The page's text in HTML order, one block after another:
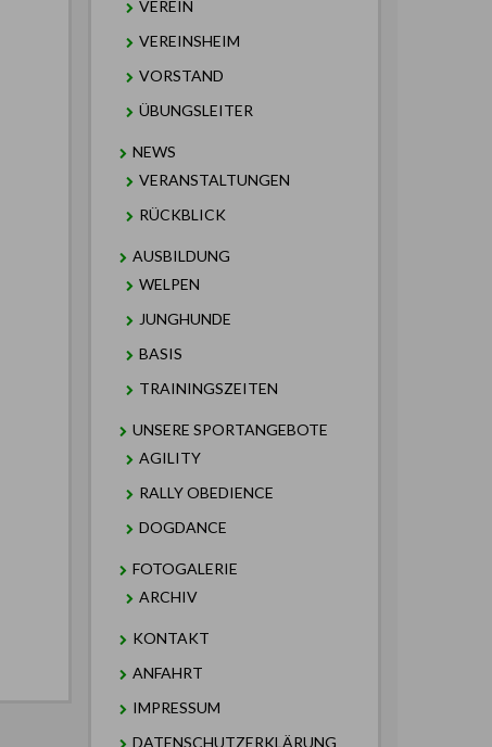
VEREIN
VEREINSHEIM
VORSTAND
ÜBUNGSLEITER
NEWS
VERANSTALTUNGEN
RÜCKBLICK
AUSBILDUNG
WELPEN
JUNGHUNDE
BASIS
TRAININGSZEITEN
UNSERE SPORTANGEBOTE
AGILITY
RALLY OBEDIENCE
DOGDANCE
FOTOGALERIE
ARCHIV
KONTAKT
ANFAHRT
IMPRESSUM
DATENSCHUTZERKLÄRUNG